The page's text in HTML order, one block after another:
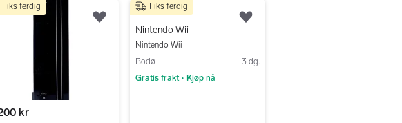
som favoritt.
kr
Fiks ferdig
Legg til som favoritt.
2 000 kr
Nintendo Wii
Nintendo Wii
Bodø
3 dg.
Gratis frakt • Kjøp nå
Fiks ferdig